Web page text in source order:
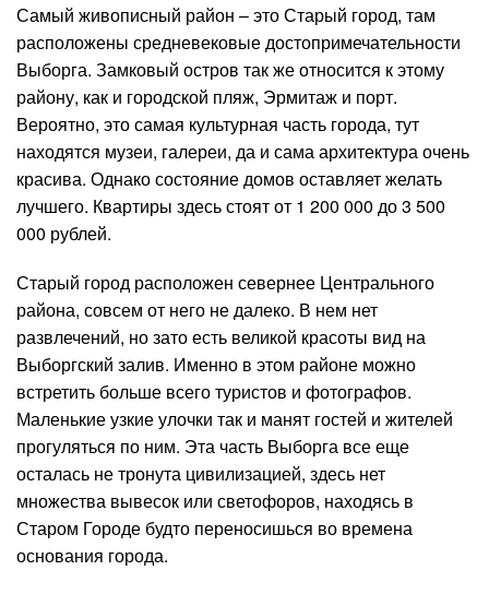
Самый живописный район – это Старый город, там
расположены средневековые достопримечательности
Выборга. Замковый остров так же относится к этому
району, как и городской пляж, Эрмитаж и порт.
Вероятно, это самая культурная часть города, тут
находятся музеи, галереи, да и сама архитектура очень
красива. Однако состояние домов оставляет желать
лучшего. Квартиры здесь стоят от 1 200 000 до 3 500
000 рублей.
Старый город расположен севернее Центрального
района, совсем от него не далеко. В нем нет
развлечений, но зато есть великой красоты вид на
Выборгский залив. Именно в этом районе можно
встретить больше всего туристов и фотографов.
Маленькие узкие улочки так и манят гостей и жителей
прогуляться по ним. Эта часть Выборга все еще
осталась не тронута цивилизацией, здесь нет
множества вывесок или светофоров, находясь в
Старом Городе будто переносишься во времена
основания города.